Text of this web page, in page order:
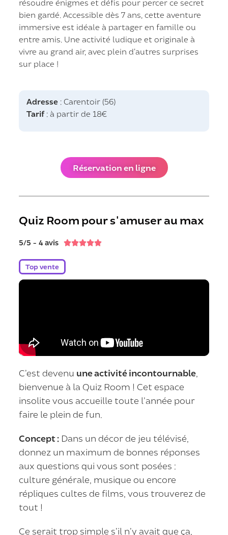
résoudre énigmes et défis pour percer ce secret
bien gardé. Accessible dès 7 ans, cette aventure
immersive est idéale à partager en famille ou
entre amis. Une activité ludique et originale à
vivre au grand air, avec plein d’autres surprises
sur place !
Adresse : Carentoir (56)
Tarif: à partir de 18€
Réservation en ligne
Quiz Room pour s'amuser au max
5/5 - 4 avis 
Top vente
C’est devenu une activité incontournable
bienvenue à la Quiz Room ! Cet espace
insolite vous accueille toute l’année pour
faire le plein de fun.
Concept : Dans un décor de jeu télévisé,
donnez un maximum de bonnes réponses
aux questions qui vous sont posées :
culture générale, musique ou encore
répliques cultes de films, vous trouverez de
tout !
Ce serait trop simple s’il n’y avait que ça,